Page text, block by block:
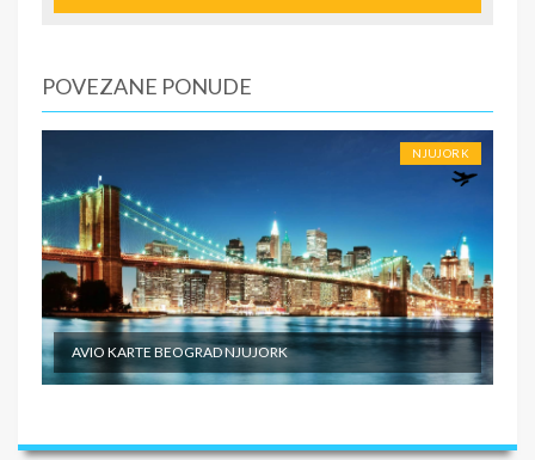
POVEZANE PONUDE
NJUJORK
AVIO KARTE BEOGRAD NJUJORK